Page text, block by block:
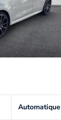
Automatique